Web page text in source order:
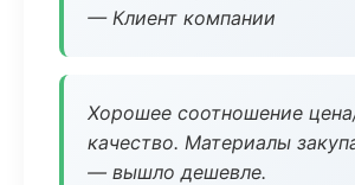
— Клиент компании
Хорошее соотношение
качество. Материалы
— вышло дешевле.